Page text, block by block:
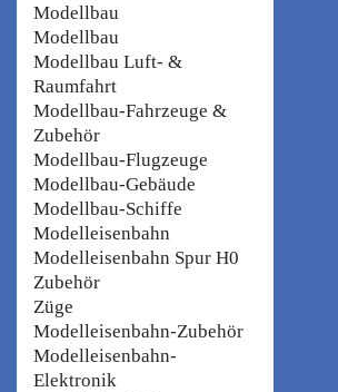
Modellbau
Modellbau
Modellbau Luft- &
Raumfahrt
Modellbau-Fahrzeuge &
Zubehör
Modellbau-Flugzeuge
Modellbau-Gebäude
Modellbau-Schiffe
Modelleisenbahn
Modelleisenbahn Spur H0
Zubehör
Züge
Modelleisenbahn-Zubehör
Modelleisenbahn-
Elektronik